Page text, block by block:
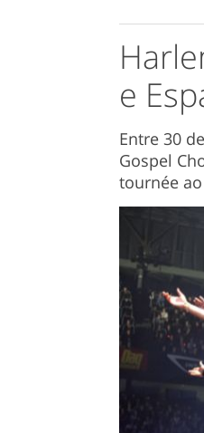
e
Entre 30
Gospel
tournée